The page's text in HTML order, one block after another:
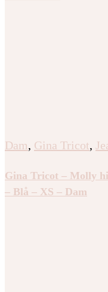
Dam, Gina Tricot,
Gina Tricot – Molly
– Blå – XS – Dam